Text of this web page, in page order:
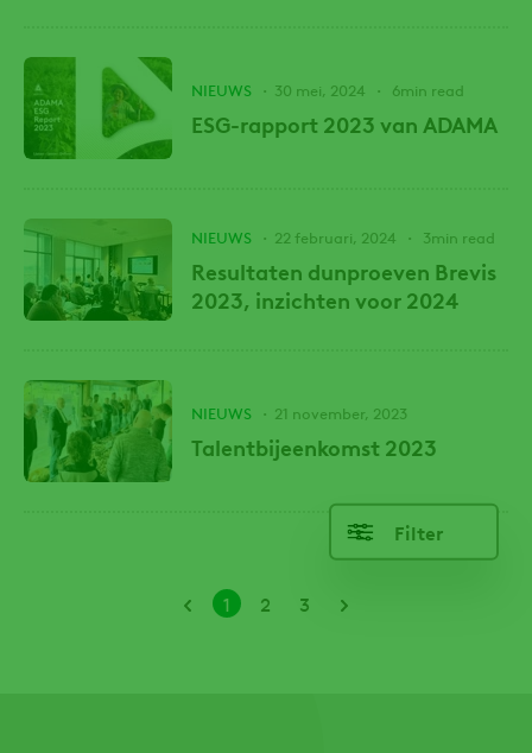
Filter
NIEUWS 30 mei, 2024 6min read
ESG-rapport 2023 van ADAMA
NIEUWS 22 februari, 2024 3min read
Resultaten dunproeven Brevis
2023, inzichten voor 2024
NIEUWS 21 november, 2023
Talentbijeenkomst 2023
Paginering
Huidige
1 Pagina
2 Pagina
3